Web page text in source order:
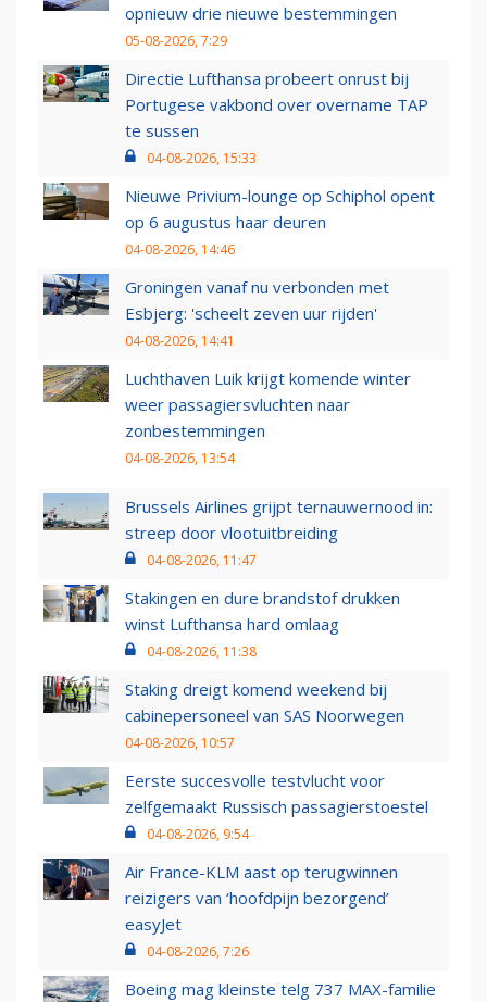
opnieuw drie nieuwe bestemmingen
05-08-2026, 7:29
Directie Lufthansa probeert onrust bij
Portugese vakbond over overname TAP
te sussen
04-08-2026, 15:33
Nieuwe Privium-lounge op Schiphol opent
op 6 augustus haar deuren
04-08-2026, 14:46
Groningen vanaf nu verbonden met
Esbjerg: 'scheelt zeven uur rijden'
04-08-2026, 14:41
Luchthaven Luik krijgt komende winter
weer passagiersvluchten naar
zonbestemmingen
04-08-2026, 13:54
Brussels Airlines grijpt ternauwernood in:
streep door vlootuitbreiding
04-08-2026, 11:47
Stakingen en dure brandstof drukken
winst Lufthansa hard omlaag
04-08-2026, 11:38
Staking dreigt komend weekend bij
cabinepersoneel van SAS Noorwegen
04-08-2026, 10:57
Eerste succesvolle testvlucht voor
zelfgemaakt Russisch passagierstoestel
04-08-2026, 9:54
Air France-KLM aast op terugwinnen
reizigers van ‘hoofdpijn bezorgend’
easyJet
04-08-2026, 7:26
Boeing mag kleinste telg 737 MAX-familie